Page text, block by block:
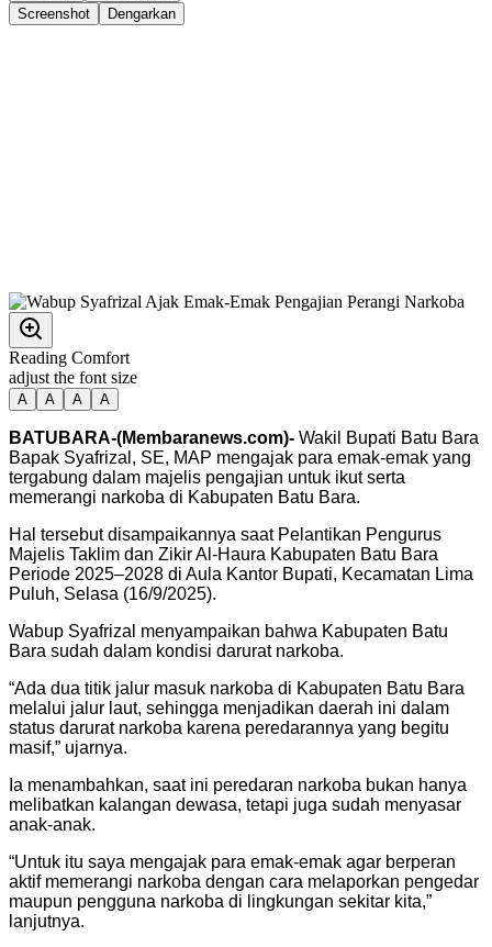
Screenshot
Dengarkan
Reading Comfort
adjust the font size
A A A A
BATUBARA-(Membaranews.com)- Wakil Bupati Batu Bara
Bapak Syafrizal, SE, MAP mengajak para emak-emak yang
tergabung dalam majelis pengajian untuk ikut serta
memerangi narkoba di Kabupaten Batu Bara.
Hal tersebut disampaikannya saat Pelantikan Pengurus
Majelis Taklim dan Zikir Al-Haura Kabupaten Batu Bara
Periode 2025–2028 di Aula Kantor Bupati, Kecamatan Lima
Puluh, Selasa (16/9/2025).
Wabup Syafrizal menyampaikan bahwa Kabupaten Batu
Bara sudah dalam kondisi darurat narkoba.
“Ada dua titik jalur masuk narkoba di Kabupaten Batu Bara
melalui jalur laut, sehingga menjadikan daerah ini dalam
status darurat narkoba karena peredarannya yang begitu
masif,” ujarnya.
Ia menambahkan, saat ini peredaran narkoba bukan hanya
melibatkan kalangan dewasa, tetapi juga sudah menyasar
anak-anak.
“Untuk itu saya mengajak para emak-emak agar berperan
aktif memerangi narkoba dengan cara melaporkan pengedar
maupun pengguna narkoba di lingkungan sekitar kita,”
lanjutnya.